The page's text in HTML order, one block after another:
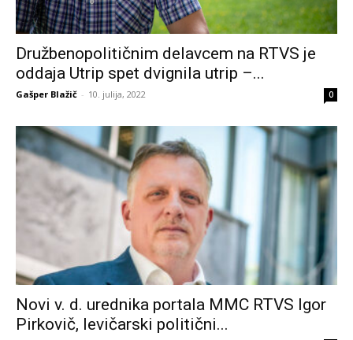
Družbenopolitičnim delavcem na RTVS je
oddaja Utrip spet dvignila utrip –...
Gašper Blažič - 10. julija, 2022 0
Novi v. d. urednika portala MMC RTVS Igor
Pirkovič, levičarski politični...